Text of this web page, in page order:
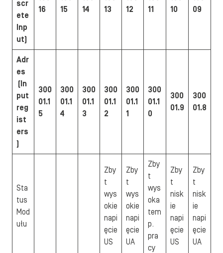
scr
ete
Inp
ut)
16
15
14
13
12
11
10
09
Adr
es
(In
put
reg
ist
ers
)
300
01.1
5
300
01.1
4
300
01.1
3
300
01.1
2
300
01.1
1
300
01.1
0
300
01.9
300
01.8
Sta
tus
Mod
ułu
Zby
t
wys
okie
napi
ęcie
US
Zby
t
wys
okie
napi
ęcie
UA
Zby
t
wys
oka
tem
p.
pra
cy
Zby
t
nisk
ie
napi
ęcie
US
Zby
t
nisk
ie
napi
ęcie
UA